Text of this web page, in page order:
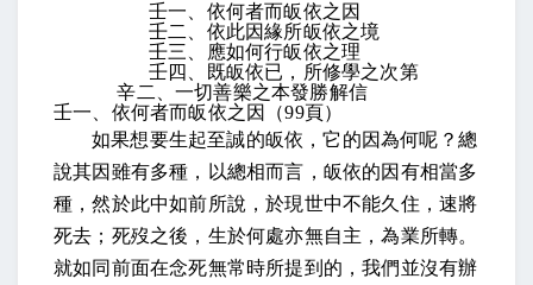
壬一、依何者而皈依之因
壬二、依此因緣所皈依之境
壬三、應如何行皈依之理
壬四、既皈依已，所修學之次第
辛二、一切善樂之本發勝解信
壬一、依何者而皈依之因（99頁）
如果想要生起至誠的皈依，它的因為何呢？ 總
說其因雖有多種 ，以總相而言，皈依的因有相當多
種，然於此中如前所說，於現世中不能久住，速將
死去；死歿之後，生於何處亦無自主，為業所轉。
就如同前面在念死無常時所提到的，我們並沒有辦